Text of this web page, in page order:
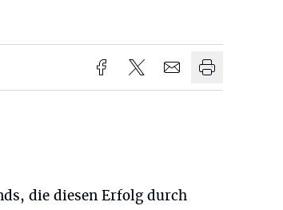
die diesen Erfolg durch